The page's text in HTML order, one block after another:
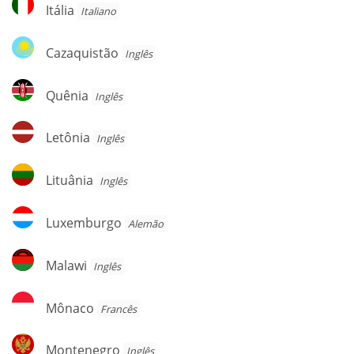
Itália Italiano
Cazaquistão
Cazaquistão Inglês
Quênia
Quênia Inglês
Letônia
Letônia Inglês
Lituânia
Lituânia Inglês
Luxemburgo
Luxemburgo Alemão
Malawi
Malawi Inglês
Mônaco
Mônaco Francês
Montenegro
Montenegro